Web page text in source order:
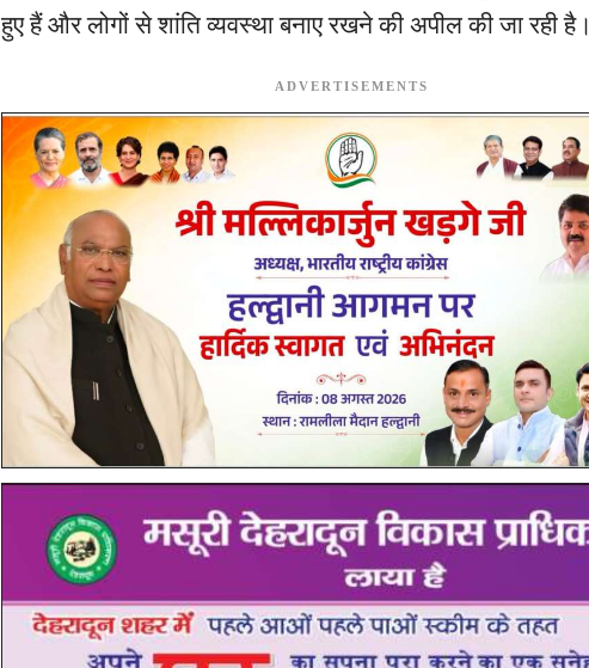
हुए हैं और लोगों से शांति व्यवस्था बनाए रखने की अपील की जा रही है।
ADVERTISEMENTS